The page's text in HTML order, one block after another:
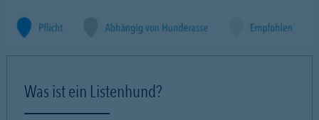
Was ist ein Listenhund?